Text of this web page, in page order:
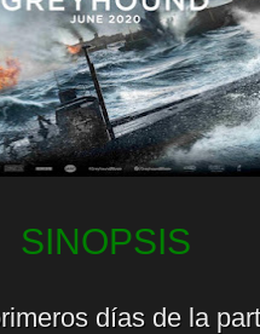
SINOPSIS
días de la